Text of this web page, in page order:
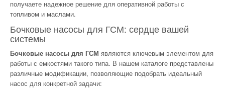
получаете надежное решение для оперативной работы с
топливом и маслами.
Бочковые насосы для ГСМ: сердце вашей
системы
Бочковые насосы для ГСМ являются ключевым элементом для
работы с емкостями такого типа. В нашем каталоге представлены
различные модификации, позволяющие подобрать идеальный
насос для конкретной задачи: